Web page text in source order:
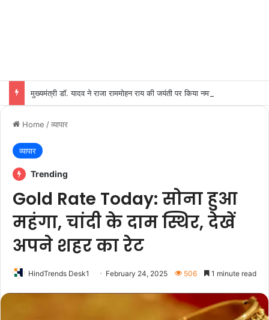
मुख्यमंत्री डॉ. यादव ने राजा राममोहन राय की जयंती पर किया नमन
Home /व्यापार
व्यापार
Trending
Gold Rate Today: सोना हुआ
महंगा, चांदी के दाम स्थिर, देखें
अपने शहर का रेट
HindTrends Desk1 February 24, 2025 506 1 minute read